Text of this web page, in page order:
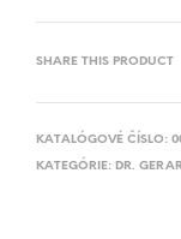
SHARE THIS PRODUCT
KATALÓGOVÉ ČÍSLO:
KATEGÓRIE: DR.